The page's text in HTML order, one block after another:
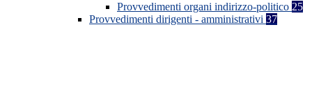
Provvedimenti organi indirizzo-politico 25
Provvedimenti dirigenti - amministrativi 37